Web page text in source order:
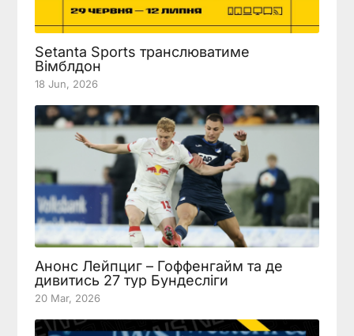
Setanta Sports транслюватиме
Вімблдон
18 Jun, 2026
Анонс Лейпциг – Гоффенгайм та де
дивитись 27 тур Бундесліги
20 Mar, 2026